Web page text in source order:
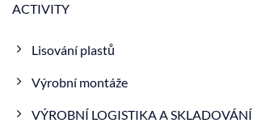
ACTIVITY
Lisování plastů
Výrobní montáže
VÝROBNÍ LOGISTIKA A SKLADOVÁNÍ